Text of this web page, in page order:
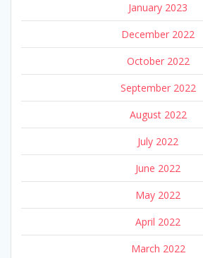
January 2023
December 2022
October 2022
September 2022
August 2022
July 2022
June 2022
May 2022
April 2022
March 2022